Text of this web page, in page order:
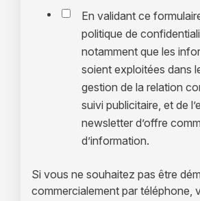
En validant ce
politique de
notamment que les
soient exploitées dans
gestion de la relation
suivi publicitaire, et de
newsletter d’offre
d’information.
Si vous ne souhaitez pas être
commercialement par téléphone,